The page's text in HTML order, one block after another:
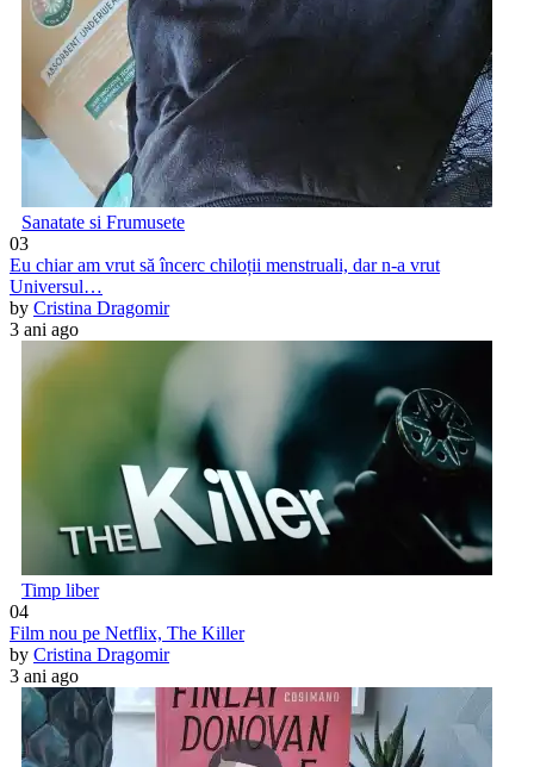
Sanatate si Frumusete
03
Eu chiar am vrut să încerc chiloții menstruali, dar n-a vrut
Universul…
by Cristina Dragomir
3 ani ago
Timp liber
04
Film nou pe Netflix, The Killer
by Cristina Dragomir
3 ani ago